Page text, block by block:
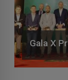
Gala X